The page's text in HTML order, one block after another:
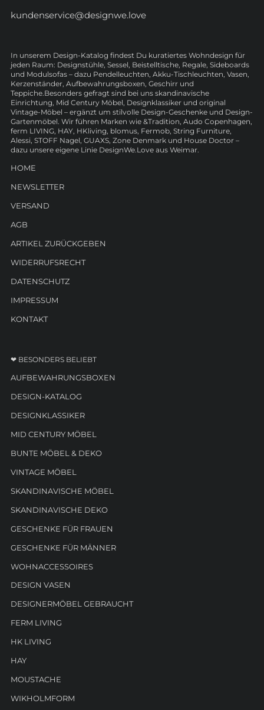
kundenservice@designwe.love
In unserem Design-Katalog findest Du kuratiertes Wohndesign für
jeden Raum: Designstühle, Sessel, Beistelltische, Regale, Sideboards
und Modulsofas – dazu Pendelleuchten, Akku-Tischleuchten, Vasen,
Kerzenständer, Aufbewahrungsboxen, Geschirr und
Teppiche.Besonders gefragt sind bei uns skandinavische
Einrichtung, Mid Century Möbel, Designklassiker und original
Vintage-Möbel – ergänzt um stilvolle Design-Geschenke und Design-
Gartenmöbel. Wir führen Marken wie &Tradition, Audo Copenhagen,
ferm LIVING, HAY, HKliving, blomus, Fermob, String Furniture,
Alessi, STOFF Nagel, GUAXS, Zone Denmark und House Doctor –
dazu unsere eigene Linie DesignWe.Love aus Weimar.
HOME
NEWSLETTER
VERSAND
AGB
ARTIKEL ZURÜCKGEBEN
WIDERRUFSRECHT
DATENSCHUTZ
IMPRESSUM
KONTAKT
❤ BESONDERS BELIEBT
AUFBEWAHRUNGSBOXEN
DESIGN-KATALOG
DESIGNKLASSIKER
MID CENTURY MÖBEL
BUNTE MÖBEL & DEKO
VINTAGE MÖBEL
SKANDINAVISCHE MÖBEL
SKANDINAVISCHE DEKO
GESCHENKE FÜR FRAUEN
GESCHENKE FÜR MÄNNER
WOHNACCESSOIRES
DESIGN VASEN
DESIGNERMÖBEL GEBRAUCHT
FERM LIVING
HK LIVING
HAY
MOUSTACHE
WIKHOLMFORM